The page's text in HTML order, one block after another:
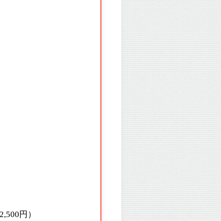
円）